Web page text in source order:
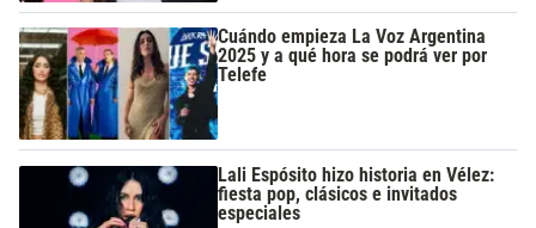
Cuándo empieza La Voz Argentina
2025 y a qué hora se podrá ver por
Telefe
Lali Espósito hizo historia en Vélez:
fiesta pop, clásicos e invitados
especiales